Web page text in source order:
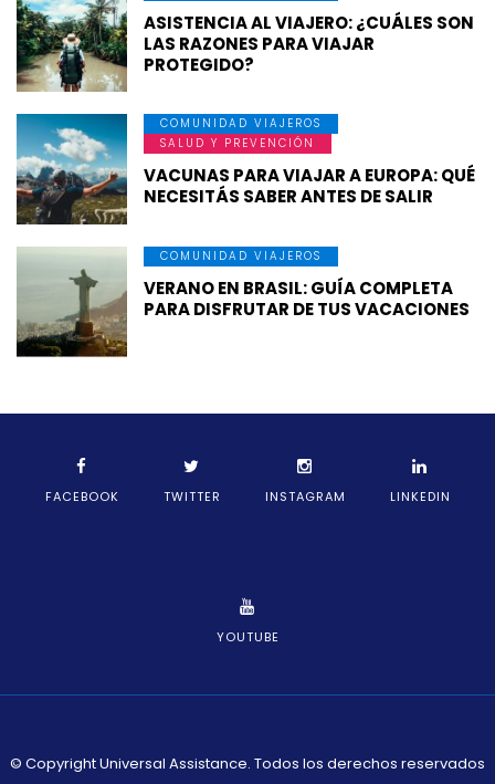
ASISTENCIA AL VIAJERO: ¿CUÁLES SON
LAS RAZONES PARA VIAJAR
PROTEGIDO?
COMUNIDAD VIAJEROS
SALUD Y PREVENCIÓN
VACUNAS PARA VIAJAR A EUROPA: QUÉ
NECESITÁS SABER ANTES DE SALIR
COMUNIDAD VIAJEROS
VERANO EN BRASIL: GUÍA COMPLETA
PARA DISFRUTAR DE TUS VACACIONES
FACEBOOK TWITTER INSTAGRAM LINKEDIN
YOUTUBE
© Copyright Universal Assistance. Todos los derechos reservados